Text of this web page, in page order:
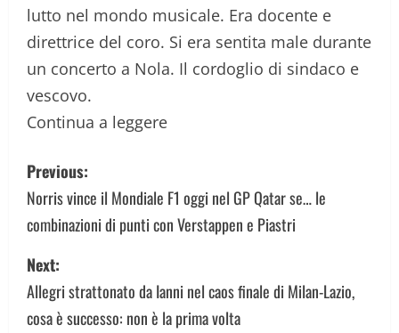
lutto nel mondo musicale. Era docente e
direttrice del coro. Si era sentita male durante
un concerto a Nola. Il cordoglio di sindaco e
vescovo.
Continua a leggere
P
o
s
t
n
Previous:
Norris vince il Mondiale F1 oggi nel GP Qatar se… le
combinazioni di punti con Verstappen e Piastri
Next:
Allegri strattonato da Ianni nel caos finale di Milan-Lazio,
cosa è successo: non è la prima volta